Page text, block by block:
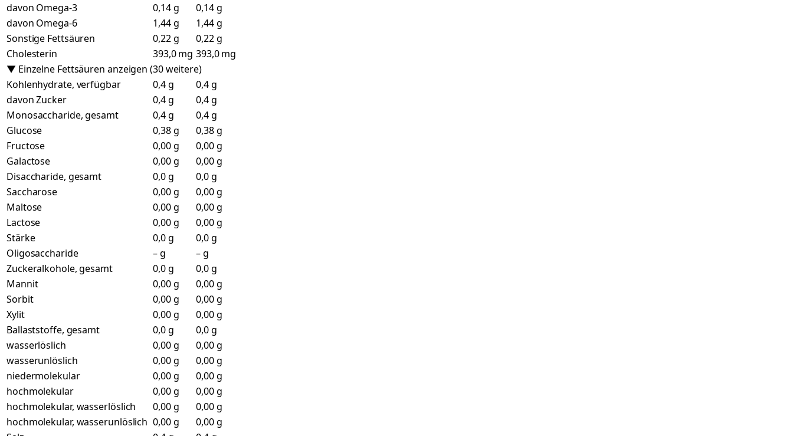
davon Omega-3
0,14 g
0,14 g
davon Omega-6
1,44 g
1,44 g
Sonstige Fettsäuren
0,22 g
0,22 g
Cholesterin
393,0 mg 393,0 mg
▼ Einzelne Fettsäuren anzeigen (30 weitere)
Kohlenhydrate, verfügbar
0,4 g
0,4 g
davon Zucker
0,4 g
0,4 g
Monosaccharide, gesamt
0,4 g
0,4 g
Glucose
0,38 g
0,38 g
Fructose
0,00 g
0,00 g
Galactose
0,00 g
0,00 g
Disaccharide, gesamt
0,0 g
0,0 g
Saccharose
0,00 g
0,00 g
Maltose
0,00 g
0,00 g
Lactose
0,00 g
0,00 g
Stärke
0,0 g
0,0 g
Oligosaccharide
– g
– g
Zuckeralkohole, gesamt
0,0 g
0,0 g
Mannit
0,00 g
0,00 g
Sorbit
0,00 g
0,00 g
Xylit
0,00 g
0,00 g
Ballaststoffe, gesamt
0,0 g
0,0 g
wasserlöslich
0,00 g
0,00 g
wasserunlöslich
0,00 g
0,00 g
niedermolekular
0,00 g
0,00 g
hochmolekular
0,00 g
0,00 g
hochmolekular, wasserlöslich
0,00 g
0,00 g
hochmolekular, wasserunlöslich 0,00 g
0,00 g